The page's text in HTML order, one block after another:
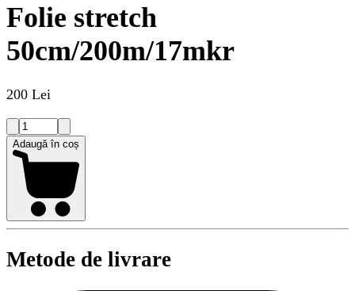
Folie stretch
50cm/200m/17mkr
200 Lei
Adaugă în coș
Metode de livrare